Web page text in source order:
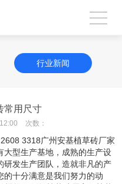
行业新闻
常用尺寸
次数：
3318广州安基植草砖厂家
大型生产基地，成熟的生产设
研发生产团队，造就非凡的产
的十分满意是我们努力的动